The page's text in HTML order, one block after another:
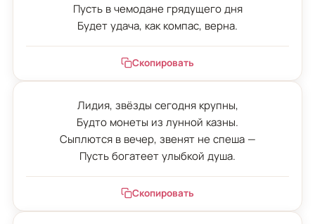
Пусть в чемодане грядущего дня
Будет удача, как компас, верна.
Скопировать
Лидия, звёзды сегодня крупны,
Будто монеты из лунной казны.
Сыплются в вечер, звенят не спеша —
Пусть богатеет улыбкой душа.
Скопировать